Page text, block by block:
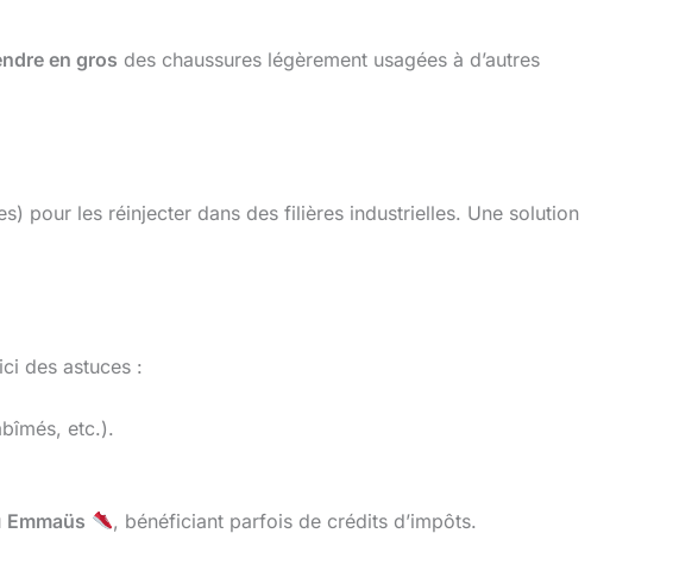
en gros des chaussures légèrement usagées à d’autres
pour les réinjecter dans des filières industrielles. Une solution
des astuces :
etc.).
Emmaüs , bénéficiant parfois de crédits d’impôts.